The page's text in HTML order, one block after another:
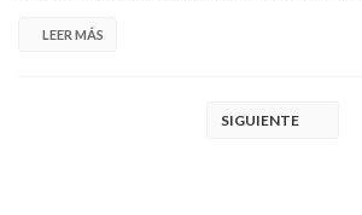
LEER MÁS
SIGUIENTE